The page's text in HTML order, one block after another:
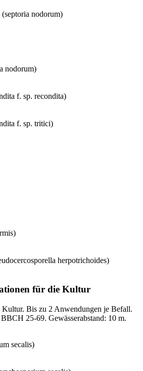
nodorum)
nodorum)
f. sp. recondita)
f. sp. tritici)
herpotrichoides)
für die Kultur
Bis zu 2 Anwendungen je Befall.
25-69. Gewässerabstand: 10 m.
secalis)